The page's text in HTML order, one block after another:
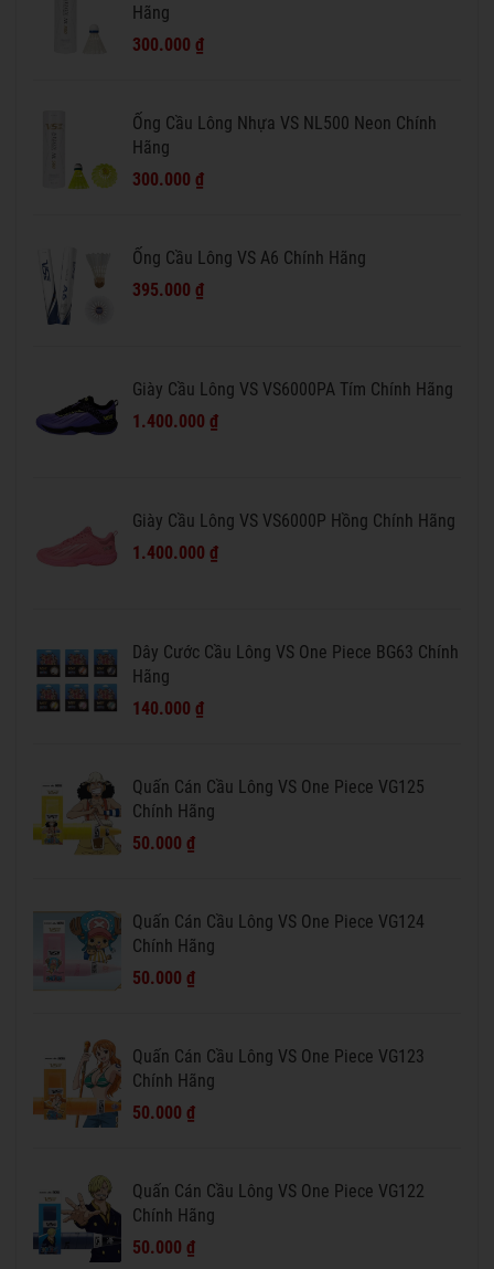
Hãng
300.000 ₫
Ống Cầu Lông Nhựa VS NL500 Neon Chính
Hãng
300.000 ₫
Ống Cầu Lông VS A6 Chính Hãng
395.000 ₫
Giày Cầu Lông VS VS6000PA Tím Chính Hãng
1.400.000 ₫
Giày Cầu Lông VS VS6000P Hồng Chính Hãng
1.400.000 ₫
Dây Cước Cầu Lông VS One Piece BG63 Chính
Hãng
140.000 ₫
Quấn Cán Cầu Lông VS One Piece VG125
Chính Hãng
50.000 ₫
Quấn Cán Cầu Lông VS One Piece VG124
Chính Hãng
50.000 ₫
Quấn Cán Cầu Lông VS One Piece VG123
Chính Hãng
50.000 ₫
Quấn Cán Cầu Lông VS One Piece VG122
Chính Hãng
50.000 ₫